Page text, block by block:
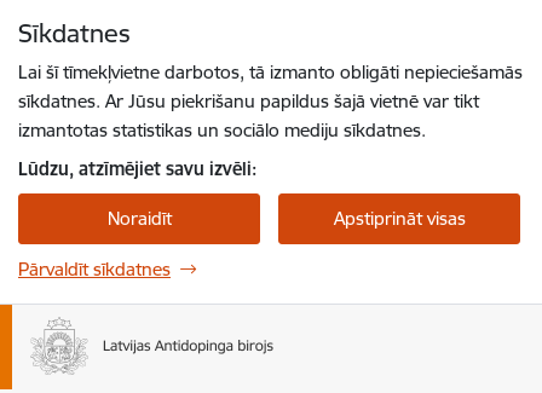
Sīkdatnes
Lai šī tīmekļvietne darbotos, tā izmanto obligāti nepieciešamās
sīkdatnes. Ar Jūsu piekrišanu papildus šajā vietnē var tikt
izmantotas statistikas un sociālo mediju sīkdatnes.
Lūdzu, atzīmējiet savu izvēli:
Noraidīt Apstiprināt visas
Pārvaldīt sīkdatnes